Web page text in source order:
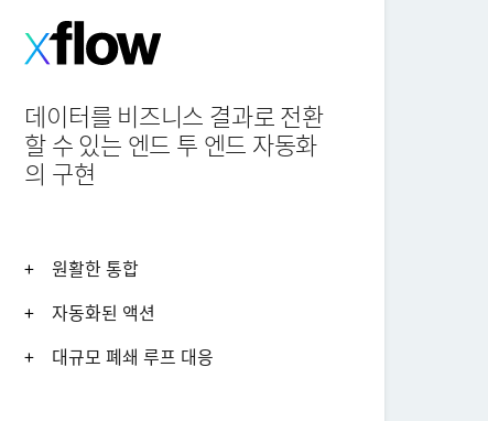
데이터를 비즈니스 결과로 전환
할 수 있는 엔드 투 엔드 자동화
의 구현
원활한 통합
자동화된 액션
대규모 폐쇄 루프 대응